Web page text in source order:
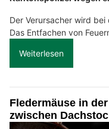
Der Verursacher wird
Das Entfachen von
Weiterlesen
Fledermäuse in
zwischen